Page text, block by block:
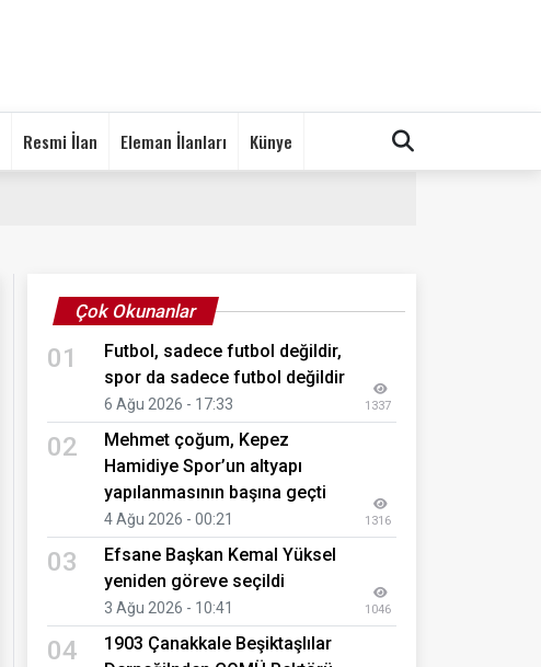
Resmi İlan Eleman İlanları Künye
Çok Okunanlar
01
Futbol, sadece futbol değildir,
spor da sadece futbol değildir
6 Ağu 2026 - 17:33 1337
02
Mehmet çoğum, Kepez
Hamidiye Spor’un altyapı
yapılanmasının başına geçti
4 Ağu 2026 - 00:21 1316
03
Efsane Başkan Kemal Yüksel
yeniden göreve seçildi
3 Ağu 2026 - 10:41 1046
04
1903 Çanakkale Beşiktaşlılar